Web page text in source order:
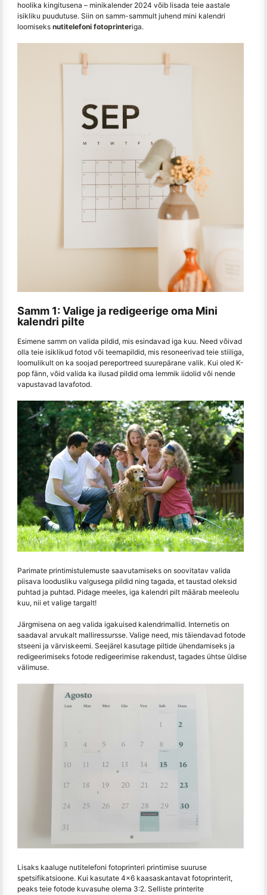
hoolika kingitusena – minikalender 2024 võib lisada teie aastale
isikliku puudutuse. Siin on samm-sammult juhend mini kalendri
loomiseks nutitelefoni fotoprinteriga.
Samm 1: Valige ja redigeerige oma Mini
kalendri pilte
Esimene samm on valida pildid, mis esindavad iga kuu. Need võivad
olla teie isiklikud fotod või teemapildid, mis resoneerivad teie stiiliga,
loomulikult on ka soojad pereportreed suurepärane valik. Kui oled K-
pop fänn, võid valida ka ilusad pildid oma lemmik iidolid või nende
vapustavad lavafotod.
Parimate printimistulemuste saavutamiseks on soovitatav valida
piisava loodusliku valgusega pildid ning tagada, et taustad oleksid
puhtad ja puhtad. Pidage meeles, iga kalendri pilt määrab meeleolu
kuu, nii et valige targalt!
Järgmisena on aeg valida igakuised kalendrimallid. Internetis on
saadaval arvukalt malliressursse. Valige need, mis täiendavad fotode
stseeni ja värviskeemi. Seejärel kasutage piltide ühendamiseks ja
redigeerimiseks fotode redigeerimise rakendust, tagades ühtse üldise
välimuse.
Lisaks kaaluge nutitelefoni fotoprinteri printimise suuruse
spetsifikatsioone. Kui kasutate 4x6 kaasaskantavat fotoprinterit,
peaks teie fotode kuvasuhe olema 3:2. Selliste printerite